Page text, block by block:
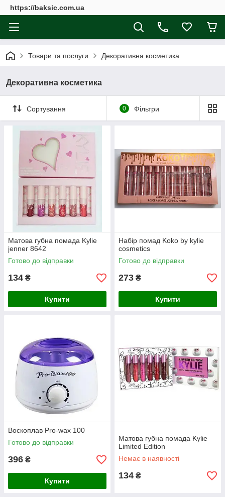
https://baksic.com.ua
Товари та послуги Декоративна косметика
Декоративна косметика
Сортування 0 Фільтри
Матова губна помада Kylie
jenner 8642
Готово до відправки
134 ₴
Купити
Набір помад Koko by kylie
cosmetics
Готово до відправки
273 ₴
Купити
Воскоплав Pro-wax 100
Готово до відправки
396 ₴
Купити
Матова губна помада Kylie
Limited Edition
Немає в наявності
134 ₴